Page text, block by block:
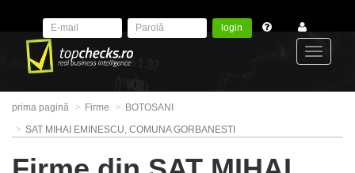
login
prima pagină Firme
BOTOSANI
SAT MIHAI EMINESCU, COMUNA GORBANESTI